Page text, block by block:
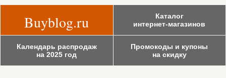
Buyblog.ru
Каталог
интернет-магазинов
Календарь распродаж
на 2025 год
Промокоды и купоны
на скидку